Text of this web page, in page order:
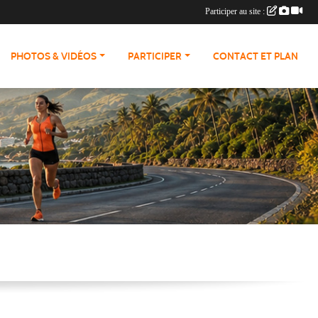
PHOTOS & VIDÉOS PARTICIPER CONTACT ET PLAN
Participer au site :